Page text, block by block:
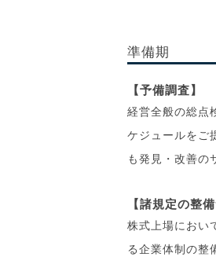
準備期
【予備調査】
経営全般の総点
ケジュールをご
も発見・改善の
【諸規定の整
株式上場におい
る企業体制の整